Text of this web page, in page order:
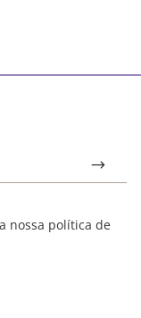
nossa política de